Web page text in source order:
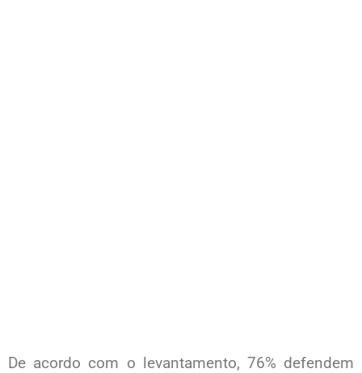
De acordo com o levantamento, 76% defendem